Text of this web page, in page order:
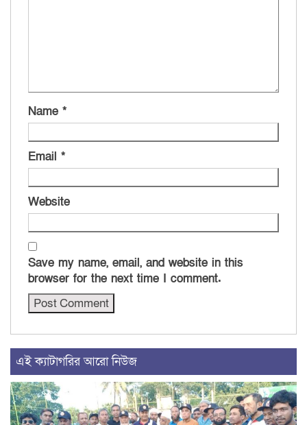
Name *
Email *
Website
Save my name, email, and website in this
browser for the next time I comment.
এই ক্যাটাগরির আরো নিউজ